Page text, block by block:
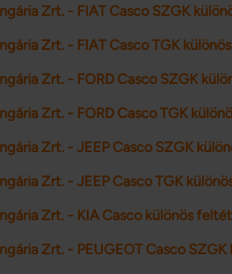
Zrt. - FIAT Casco SZGK
Zrt. - FIAT Casco TGK
Zrt. - FORD Casco SZGK
Zrt. - FORD Casco TGK
Zrt. - JEEP Casco SZGK
Zrt. - JEEP Casco TGK
Zrt. - KIA Casco különös
Zrt. - PEUGEOT Casco